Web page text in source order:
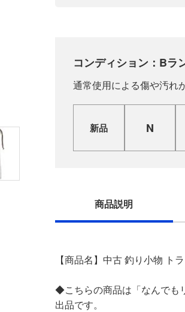
コンディション：Bラ
通常使用による傷や汚れ
新品 N
商品説明
【商品名】中古 釣り小物 ト
◆こちらの商品は「なんでも
出品です。